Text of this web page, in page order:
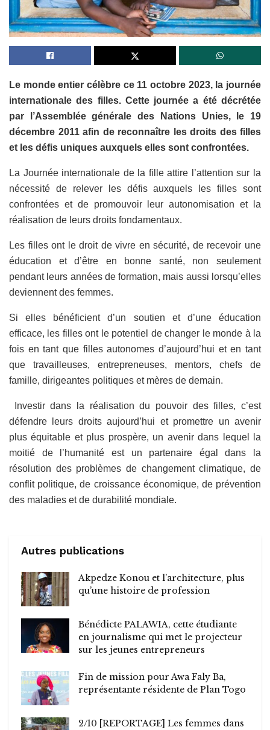
Le monde entier célèbre ce 11 octobre 2023, la journée
internationale des filles. Cette journée a été décrétée
par l’Assemblée générale des Nations Unies, le 19
décembre 2011 afin de reconnaître les droits des filles
et les défis uniques auxquels elles sont confrontées.
La Journée internationale de la fille attire l’attention sur la
nécessité de relever les défis auxquels les filles sont
confrontées et de promouvoir leur autonomisation et la
réalisation de leurs droits fondamentaux.
Les filles ont le droit de vivre en sécurité, de recevoir une
éducation et d’être en bonne santé, non seulement
pendant leurs années de formation, mais aussi lorsqu’elles
deviennent des femmes.
Si elles bénéficient d’un soutien et d’une éducation
efficace, les filles ont le potentiel de changer le monde à la
fois en tant que filles autonomes d’aujourd’hui et en tant
que travailleuses, entrepreneuses, mentors, chefs de
famille, dirigeantes politiques et mères de demain.
Investir dans la réalisation du pouvoir des filles, c’est
défendre leurs droits aujourd’hui et promettre un avenir
plus équitable et plus prospère, un avenir dans lequel la
moitié de l’humanité est un partenaire égal dans la
résolution des problèmes de changement climatique, de
conflit politique, de croissance économique, de prévention
des maladies et de durabilité mondiale.
Autres publications
Akpedze Konou et l’architecture, plus
qu’une histoire de profession
Bénédicte PALAWIA, cette étudiante
en journalisme qui met le projecteur
sur les jeunes entrepreneurs
Fin de mission pour Awa Faly Ba,
représentante résidente de Plan Togo
2/10 [REPORTAGE] Les femmes dans